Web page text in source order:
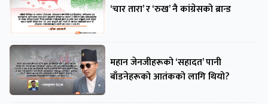
‘चार तारा’ र ‘रुख’ नै कांग्रेसको ब्रान्ड
महान जेनजीहरूको ‘सहादत’ पानी
बाँडनेहरूको आतंकको लागि थियो?